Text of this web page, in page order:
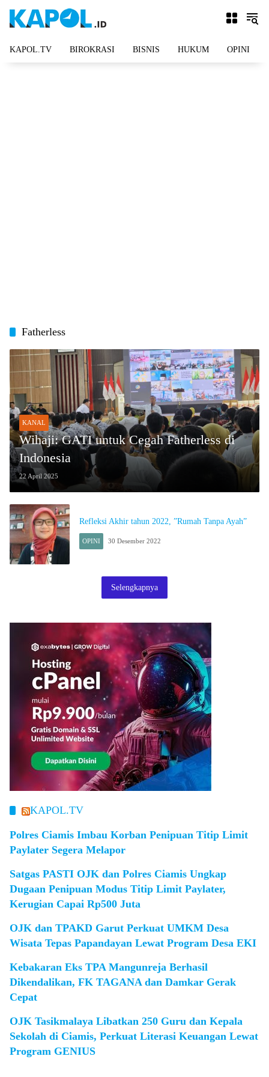
KAPOL.TV BIROKRASI BISNIS HUKUM OPINI
Fatherless
KANAL
Wihaji: GATI untuk Cegah Fatherless di
Indonesia
22 April 2025
Refleksi Akhir tahun 2022, ”Rumah Tanpa Ayah”
OPINI 30 Desember 2022
Selengkapnya
KAPOL.TV
Polres Ciamis Imbau Korban Penipuan Titip Limit
Paylater Segera Melapor
Satgas PASTI OJK dan Polres Ciamis Ungkap
Dugaan Penipuan Modus Titip Limit Paylater,
Kerugian Capai Rp500 Juta
OJK dan TPAKD Garut Perkuat UMKM Desa
Wisata Tepas Papandayan Lewat Program Desa EKI
Kebakaran Eks TPA Mangunreja Berhasil
Dikendalikan, FK TAGANA dan Damkar Gerak
Cepat
OJK Tasikmalaya Libatkan 250 Guru dan Kepala
Sekolah di Ciamis, Perkuat Literasi Keuangan Lewat
Program GENIUS